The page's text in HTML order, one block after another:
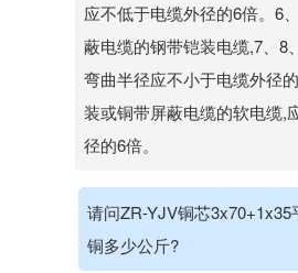
应不低于电缆外径的6倍。6
蔽电缆的钢带铠装电缆,7、8
弯曲半径应不小于电缆外径
装或铜带屏蔽电缆的软电缆,
径的6倍。
请问ZR-YJV铜芯3x70+1x35
铜多少公斤?